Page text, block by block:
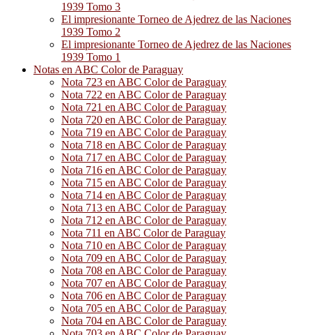
1939 Tomo 3
El impresionante Torneo de Ajedrez de las Naciones
1939 Tomo 2
El impresionante Torneo de Ajedrez de las Naciones
1939 Tomo 1
Notas en ABC Color de Paraguay
Nota 723 en ABC Color de Paraguay
Nota 722 en ABC Color de Paraguay
Nota 721 en ABC Color de Paraguay
Nota 720 en ABC Color de Paraguay
Nota 719 en ABC Color de Paraguay
Nota 718 en ABC Color de Paraguay
Nota 717 en ABC Color de Paraguay
Nota 716 en ABC Color de Paraguay
Nota 715 en ABC Color de Paraguay
Nota 714 en ABC Color de Paraguay
Nota 713 en ABC Color de Paraguay
Nota 712 en ABC Color de Paraguay
Nota 711 en ABC Color de Paraguay
Nota 710 en ABC Color de Paraguay
Nota 709 en ABC Color de Paraguay
Nota 708 en ABC Color de Paraguay
Nota 707 en ABC Color de Paraguay
Nota 706 en ABC Color de Paraguay
Nota 705 en ABC Color de Paraguay
Nota 704 en ABC Color de Paraguay